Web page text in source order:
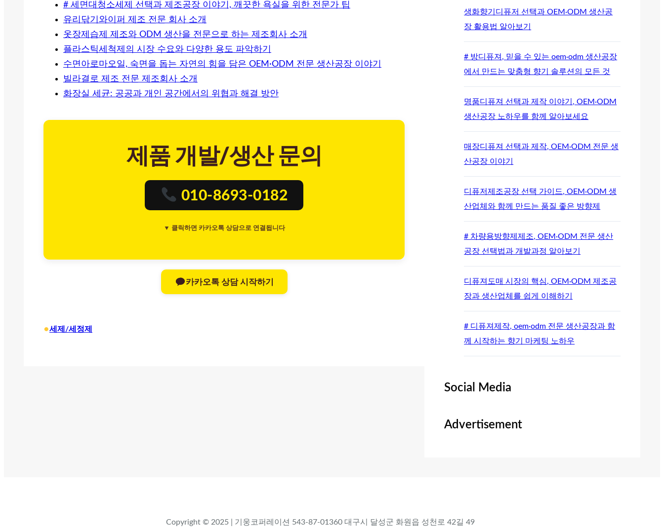
# 세면대청소세제 선택과 제조공장 이야기, 깨끗한 욕실을 위한 전문가 팁
유리닦기와이퍼 제조 전문 회사 소개
옷장제습제 제조와 ODM 생산을 전문으로 하는 제조회사 소개
플라스틱세척제의 시장 수요와 다양한 용도 파악하기
수면아로마오일, 숙면을 돕는 자연의 힘을 담은 OEM·ODM 전문 생산공장 이야기
빌라결로 제조 전문 제조회사 소개
화장실 세균: 공공과 개인 공간에서의 위협과 해결 방안
제품 개발/생산 문의
010-8693-0182
▼ 클릭하면 카카오톡 상담으로 연결됩니다
카카오톡 상담 시작하기
•세제/세정제
생화향기디퓨저 선택과 OEM·ODM 생산공
장 활용법 알아보기
# 방디퓨져, 믿을 수 있는 oem·odm 생산공장
에서 만드는 맞춤형 향기 솔루션의 모든 것
명품디퓨져 선택과 제작 이야기, OEM·ODM
생산공장 노하우를 함께 알아보세요
매장디퓨져 선택과 제작, OEM·ODM 전문 생
산공장 이야기
디퓨저제조공장 선택 가이드, OEM·ODM 생
산업체와 함께 만드는 품질 좋은 방향제
# 차량용방향제제조, OEM·ODM 전문 생산
공장 선택법과 개발과정 알아보기
디퓨져도매 시장의 핵심, OEM·ODM 제조공
장과 생산업체를 쉽게 이해하기
# 디퓨져제작, oem·odm 전문 생산공장과 함
께 시작하는 향기 마케팅 노하우
Social Media
Advertisement
Copyright © 2025 | 기웅코퍼레이션 543-87-01360 대구시 달성군 화원읍 성천로 42길 49